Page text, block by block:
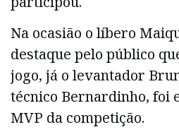
Na ocasião o líbero
destaque pelo público
jogo, já o levantador
técnico Bernardinho, foi
MVP da competição.